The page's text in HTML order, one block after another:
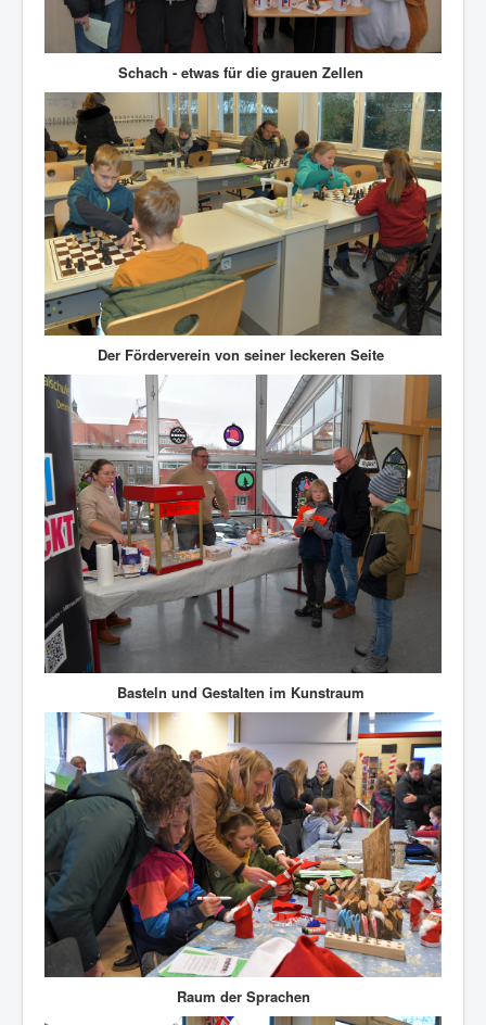
Schach - etwas für die grauen Zellen
Der Förderverein von seiner leckeren Seite
Basteln und Gestalten im Kunstraum
Raum der Sprachen